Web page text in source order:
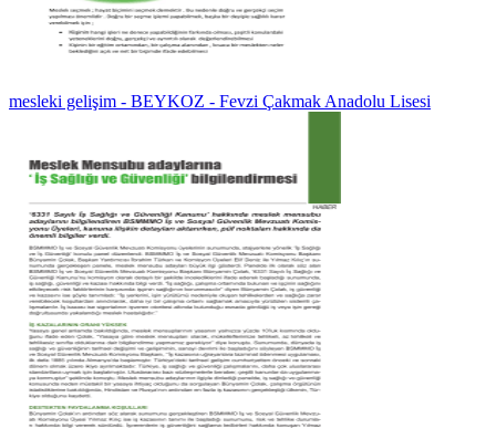
mesleki gelişim - BEYKOZ - Fevzi Çakmak Anadolu Lisesi